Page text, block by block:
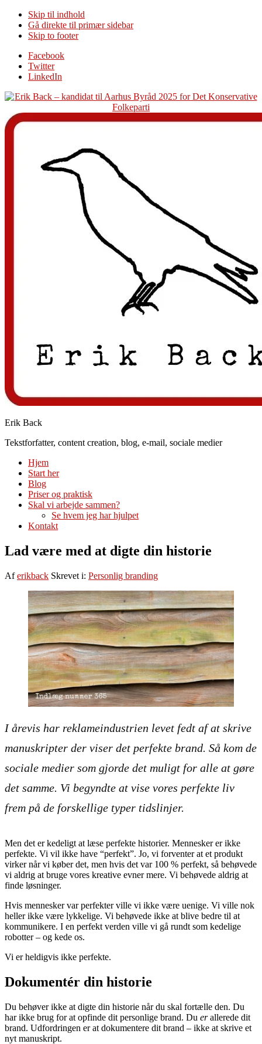
Skip til indhold
Gå direkte til primær sidebar
Skip to footer
Additional
menu
Facebook
Twitter
LinkedIn
Erik Back
Tekstforfatter, content creation, blog, e-mail, sociale medier
Hjem
Start her
Blog
Priser og praktisk
Skal vi arbejde sammen?
Se hvem jeg har hjulpet
Kontakt
Lad være med at digte din historie
Aferikback Skrevet i: Personlig branding
I årevis har reklameindustrien levet fedt af at skrive
manuskripter der viser det perfekte brand. Så kom de
sociale medier som gjorde det muligt for alle at gøre
det samme. Vi begyndte at vise vores perfekte liv
frem på de forskellige typer tidslinjer.
Men det er kedeligt at læse perfekte historier. Mennesker er ikke
perfekte. Vi vil ikke have “perfekt”. Jo, vi forventer at et produkt
virker når vi køber det, men hvis det var 100 % perfekt, så behøvede
vi aldrig at bruge vores kreative evner mere. Vi behøvede aldrig at
finde løsninger.
Hvis mennesker var perfekter ville vi ikke være uenige. Vi ville nok
heller ikke være lykkelige. Vi behøvede ikke at blive bedre til at
kommunikere. I en perfekt verden ville vi gå rundt som kedelige
robotter – og kede os.
Vi er heldigvis ikke perfekte.
Dokumentér din historie
Du behøver ikke at digte din historie når du skal fortælle den. Du
har ikke brug for at opfinde dit personlige brand. Du erallerede dit
brand. Udfordringen er at dokumentere dit brand – ikke at skrive et
nyt manuskript.